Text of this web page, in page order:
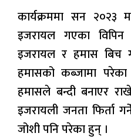
कार्यक्रममा सन २०२३
इजरायल गएका
इजरायल र हमास बिच
हमासको कब्जामा परेका
हमासले बन्दी बनाएर
इजरायली जनता फिर्ता
जोशी पनि परेका हुन् ।